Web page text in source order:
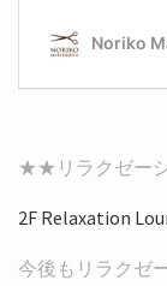
★★リラクゼー
2F Relaxation
今後もリラクゼ